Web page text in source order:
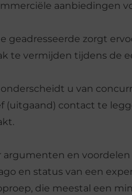
aanbiedingen
geadresseerde zorgt
te vermijden tijdens de
u van
(uitgaand) contact te
en voordelen
en status van een
die meestal een